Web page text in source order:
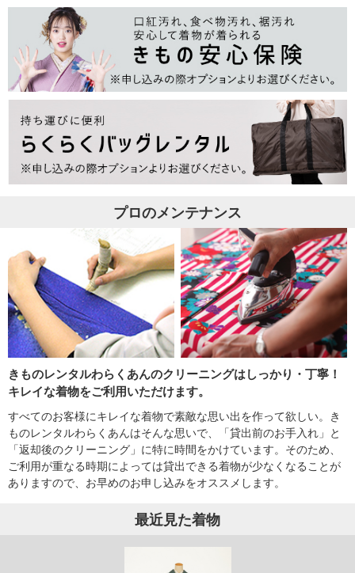
プロのメンテナンス
きものレンタルわらくあんのクリーニングはしっかり・丁寧！
キレイな着物をご利用いただけます。
すべてのお客様にキレイな着物で素敵な思い出を作って欲しい。き
ものレンタルわらくあんはそんな思いで、「貸出前のお手入れ」と
「返却後のクリーニング」に特に時間をかけています。そのため、
ご利用が重なる時期によっては貸出できる着物が少なくなることが
ありますので、お早めのお申し込みをオススメします。
最近見た着物